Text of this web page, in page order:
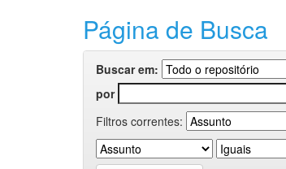
Página de Busca
Buscar em:
por
Filtros correntes: